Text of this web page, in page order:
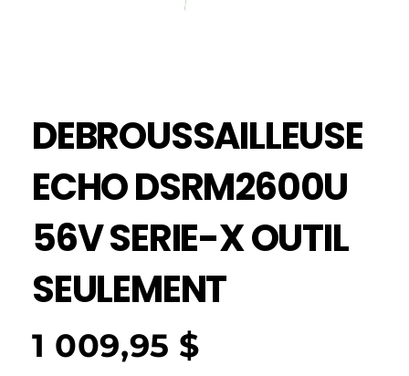
DEBROUSSAILLEUSE
ECHO DSRM2600U
56V SERIE-X OUTIL
SEULEMENT
1 009,95 $